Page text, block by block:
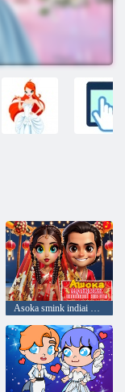
Asoka smink indiai menyasszony